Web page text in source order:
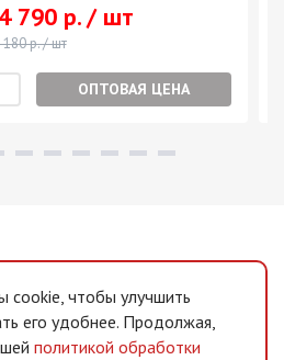
790 р. / шт
р. / шт
ОПТОВАЯ ЦЕНА
cookie, чтобы улучшить
его удобнее. Продолжая,
политикой обработки